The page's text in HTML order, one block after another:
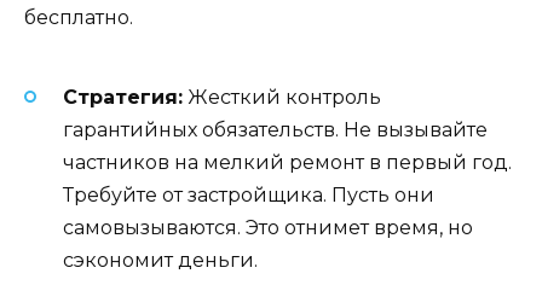
бесплатно.
Стратегия: Жесткий контроль
гарантийных обязательств. Не вызывайте
частников на мелкий ремонт в первый год.
Требуйте от застройщика. Пусть они
самовызываются. Это отнимет время, но
сэкономит деньги.